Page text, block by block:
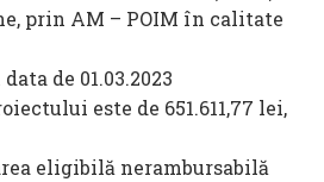
prin AM – POIM în calitate
de 01.03.2023
este de 651.611,77 lei,
eligibilă nerambursabilă